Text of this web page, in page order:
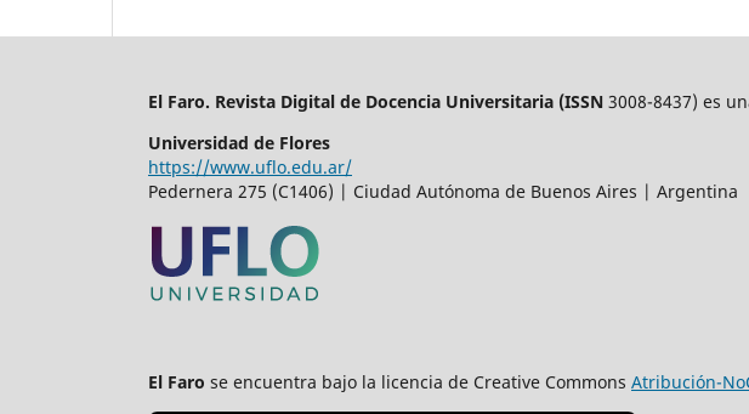
El Faro. Revista Digital de Docencia Universitaria (ISSN 3008-8437) es
Universidad de Flores
https://www.uflo.edu.ar/
Pedernera 275 (C1406) | Ciudad Autónoma de Buenos Aires | Argentina
El Faro se encuentra bajo la licencia de Creative Commons Atribución-